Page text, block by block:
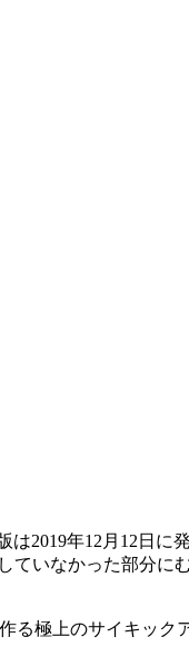
は2019年12月12日に
ていなかった部分に